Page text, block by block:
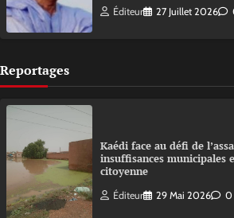
Éditeur 27 Juillet 2026
Reportages
Kaédi face au défi de
insuffisances municipales
citoyenne
Éditeur 29 Mai 2026 0